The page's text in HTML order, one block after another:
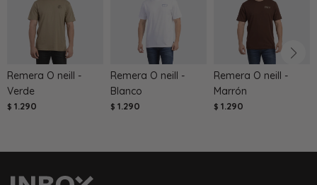
Remera O neill -
Verde
$ 1.290
Remera O neill -
Blanco
$ 1.290
Remera O neill -
Marrón
$ 1.290